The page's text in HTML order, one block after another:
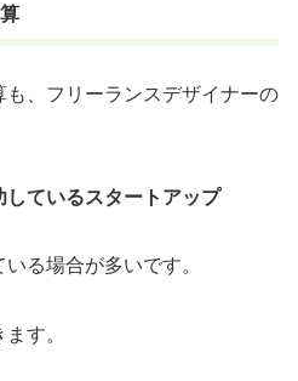
、フリーランスデザイナーの
ているスタートアップ
る場合が多いです。
す。